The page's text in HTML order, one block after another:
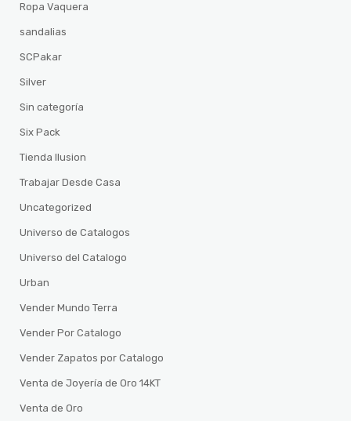
Ropa Vaquera
sandalias
SCPakar
Silver
Sin categoría
Six Pack
Tienda Ilusion
Trabajar Desde Casa
Uncategorized
Universo de Catalogos
Universo del Catalogo
Urban
Vender Mundo Terra
Vender Por Catalogo
Vender Zapatos por Catalogo
Venta de Joyería de Oro 14KT
Venta de Oro